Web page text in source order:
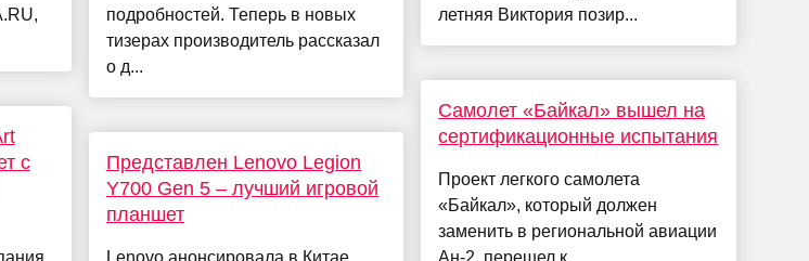
с
подробностей. Теперь в новых
тизерах производитель рассказал
о д...
Представлен Lenovo Legion
Y700 Gen 5 – лучший игровой
планшет
летняя Виктория позир...
Самолет «Байкал» вышел на
сертификационные испытания
Проект легкого самолета
«Байкал», который должен
заменить в региональной авиации